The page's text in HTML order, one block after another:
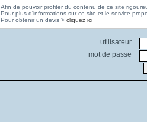
Afin de pouvoir profiter du contenu de ce site
Pour plus d'informations sur ce site et le service
Pour obtenir un devis > cliquez ici
utilisateur
mot de passe